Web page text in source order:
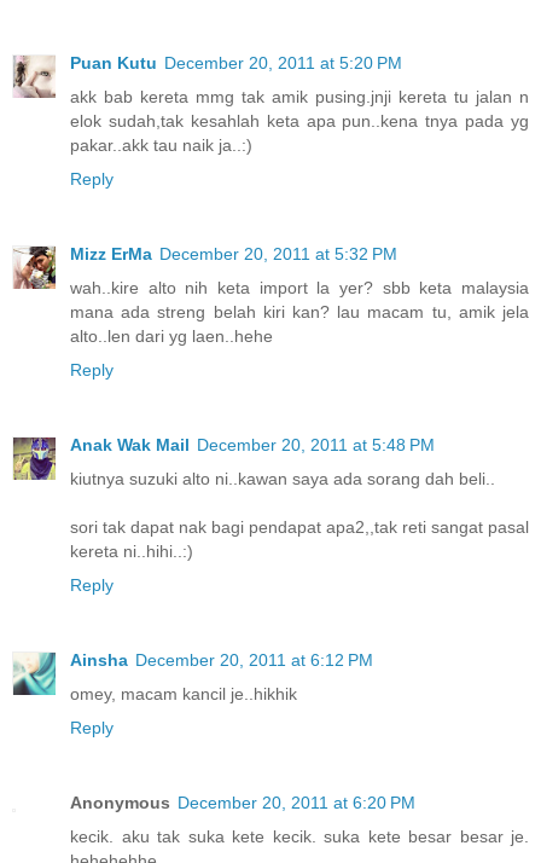
Puan Kutu December 20, 2011 at 5:20 PM
akk bab kereta mmg tak amik pusing.jnji kereta tu jalan n
elok sudah,tak kesahlah keta apa pun..kena tnya pada yg
pakar..akk tau naik ja..:)
Reply
Mizz ErMa December 20, 2011 at 5:32 PM
wah..kire alto nih keta import la yer? sbb keta malaysia
mana ada streng belah kiri kan? lau macam tu, amik jela
alto..len dari yg laen..hehe
Reply
Anak Wak Mail December 20, 2011 at 5:48 PM
kiutnya suzuki alto ni..kawan saya ada sorang dah beli..
sori tak dapat nak bagi pendapat apa2,,tak reti sangat pasal
kereta ni..hihi..:)
Reply
Ainsha December 20, 2011 at 6:12 PM
omey, macam kancil je..hikhik
Reply
Anonymous December 20, 2011 at 6:20 PM
kecik. aku tak suka kete kecik. suka kete besar besar je.